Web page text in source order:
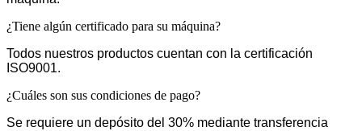
¿Tiene algún certificado para su máquina?
Todos nuestros productos cuentan con la certificación
ISO9001.
¿Cuáles son sus condiciones de pago?
Se requiere un depósito del 30% mediante transferencia